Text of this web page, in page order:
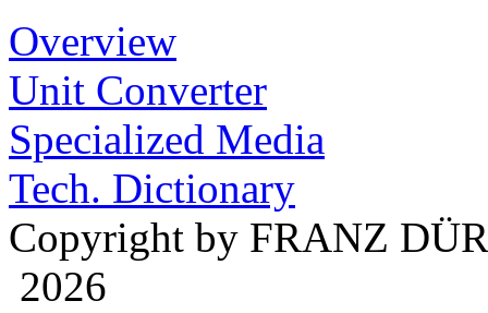
Overview
Unit Converter
Specialized Media
Tech. Dictionary
Copyright by FRANZ
2026